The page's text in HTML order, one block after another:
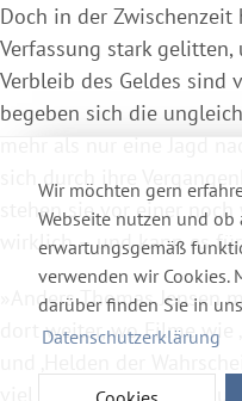
Wir möchten gern
Webseite nutzen und ob
erwartungsgemäß
verwenden wir Cookies.
darüber finden Sie in
Datenschutzerklärung
Doch in der
Verfassung stark
Verbleib des Geldes sind
begeben sich die
mehr als nur eine Jagd
sich durch ihre
stehen sie vor einer
wirklich – und kann es
»Anders Thomas Jensen
dort weiter, wo Filme wie
und ‚Helden der
viel schwarzem Humor